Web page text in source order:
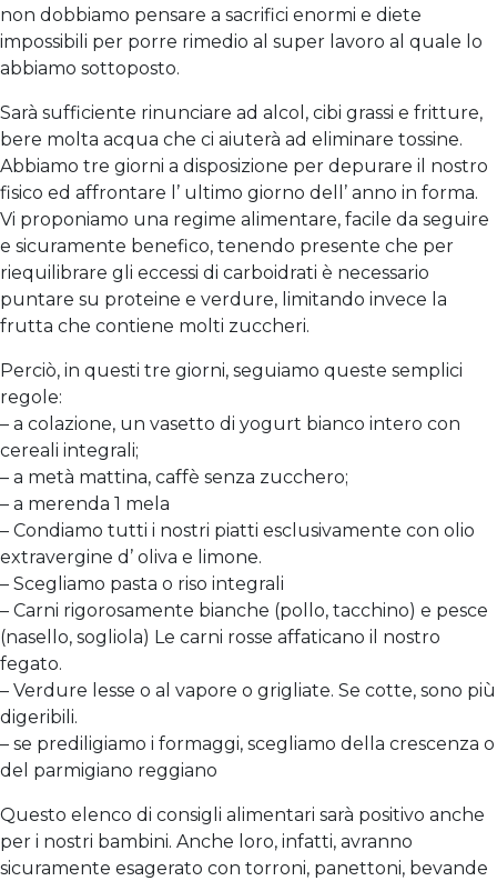
non dobbiamo pensare a sacrifici enormi e diete
impossibili per porre rimedio al super lavoro al quale lo
abbiamo sottoposto.
Sarà sufficiente rinunciare ad alcol, cibi grassi e fritture,
bere molta acqua che ci aiuterà ad eliminare tossine.
Abbiamo tre giorni a disposizione per depurare il nostro
fisico ed affrontare l’ ultimo giorno dell’ anno in forma.
Vi proponiamo una regime alimentare, facile da seguire
e sicuramente benefico, tenendo presente che per
riequilibrare gli eccessi di carboidrati è necessario
puntare su proteine e verdure, limitando invece la
frutta che contiene molti zuccheri.
Perciò, in questi tre giorni, seguiamo queste semplici
regole:
– a colazione, un vasetto di yogurt bianco intero con
cereali integrali;
– a metà mattina, caffè senza zucchero;
– a merenda 1 mela
– Condiamo tutti i nostri piatti esclusivamente con olio
extravergine d’ oliva e limone.
– Scegliamo pasta o riso integrali
– Carni rigorosamente bianche (pollo, tacchino) e pesce
(nasello, sogliola) Le carni rosse affaticano il nostro
fegato.
– Verdure lesse o al vapore o grigliate. Se cotte, sono più
digeribili.
– se prediligiamo i formaggi, scegliamo della crescenza o
del parmigiano reggiano
Questo elenco di consigli alimentari sarà positivo anche
per i nostri bambini. Anche loro, infatti, avranno
sicuramente esagerato con torroni, panettoni, bevande